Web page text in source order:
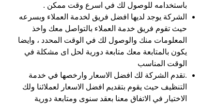
باستخدامه للوصول لك في اسرع وقت ممكن .
الشركة يوجد لديها افضل فريق لخدمة العملاء وبسرعه
حيث تقوم فريق خدمة العملاء بالتواصل معك واخذ
المعلومات منك والوصول لك في الوقت المحدد ، وايضا
يكون بالمتابعة معك متابعة دورية لحل اى مشكلة في
الوقت المناسب
.تقدم الشركة لك افضل الاسعار وارخصها في خدمة
التنظيف حيث يقوم بتقديم افضل الاسعار لعملائنا ولك
الاختيار في الاتفاق معنا بعقد سنوى ومتابعة دورية